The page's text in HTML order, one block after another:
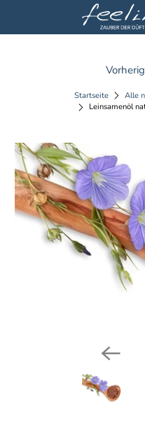
Startseite
Alle
Leinsamenöl